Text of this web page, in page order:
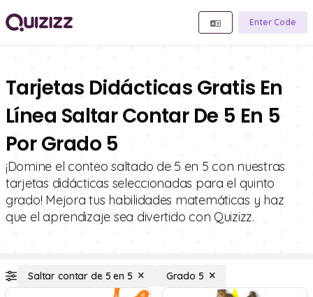
Enter Code
Tarjetas Didácticas Gratis En
Línea Saltar Contar De 5 En 5
Por Grado 5
¡Domine el conteo saltado de 5 en 5 con nuestras
tarjetas didácticas seleccionadas para el quinto
grado! Mejora tus habilidades matemáticas y haz
que el aprendizaje sea divertido con Quizizz.
Saltar contar de 5 en 5 Grado 5